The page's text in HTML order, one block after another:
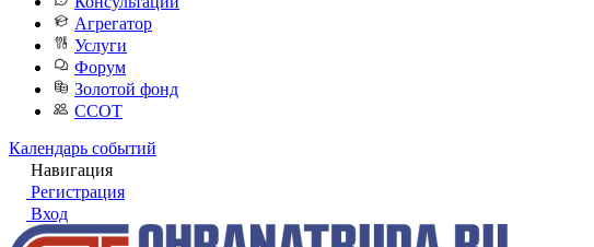
Агрегатор
Услуги
Форум
Золотой фонд
ССОТ
Календарь событий
Навигация
Регистрация
Вход